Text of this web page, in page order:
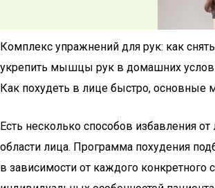
Комплекс упражнений для рук: как
укрепить мышцы рук в домашних
Как похудеть в лице быстро, основные
Есть несколько способов избавления
области лица. Программа похудения
в зависимости от каждого конкретного